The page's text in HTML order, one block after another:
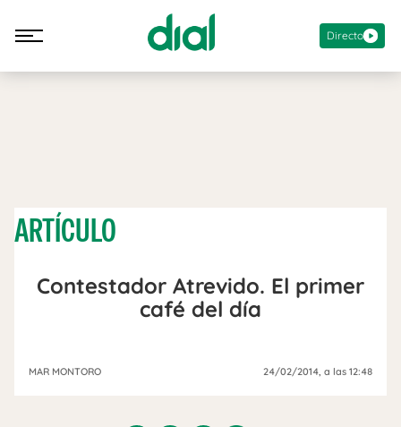
Directo
ARTÍCULO
Contestador Atrevido. El primer
café del día
MAR MONTORO 24/02/2014, a las 12:48